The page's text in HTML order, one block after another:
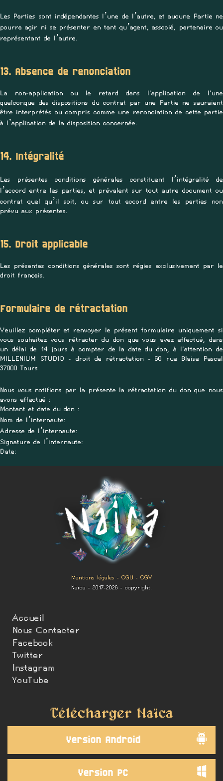
Les Parties sont indépendantes l’une de l’autre, et aucune Partie ne
pourra agir ni se présenter en tant qu’agent, associé, partenaire ou
représentant de l’autre.
13. Absence de renonciation
La non-application ou le retard dans l'application de l'une
quelconque des dispositions du contrat par une Partie ne sauraient
être interprétés ou compris comme une renonciation de cette partie
à l’application de la disposition concernée.
14. Intégralité
Les présentes conditions générales constituent l’intégralité de
l’accord entre les parties, et prévalent sur tout autre document ou
contrat quel qu’il soit, ou sur tout accord entre les parties non
prévu aux présentes.
15. Droit applicable
Les présentes conditions générales sont régies exclusivement par le
droit français.
Formulaire de rétractation
Veuillez compléter et renvoyer le présent formulaire uniquement si
vous souhaitez vous rétracter du don que vous avez effectué, dans
un délai de 14 jours à compter de la date du don, à l'attention de
MILLENIUM STUDIO - droit de rétractation - 60 rue Blaise Pascal
37000 Tours
Nous vous notifions par la présente la rétractation du don que nous
avons effectué :
Montant et date du don :
Nom de l’internaute:
Adresse de l’internaute:
Signature de l’internaute:
Date:
Mentions légales - CGU - CGV
Naïca - 2017-2026 - copyright.
Accueil
Nous Contacter
Facebook
Twitter
Instagram
YouTube
Télécharger Naïca
Version Android
Version PC